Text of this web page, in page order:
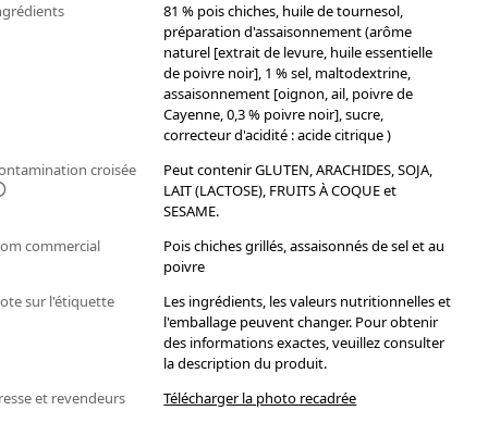
81 % pois chiches, huile de tournesol,
préparation d'assaisonnement (arôme
naturel [extrait de levure, huile essentielle
de poivre noir], 1 % sel, maltodextrine,
assaisonnement [oignon, ail, poivre de
Cayenne, 0,3 % poivre noir], sucre,
correcteur d'acidité : acide citrique )
croisée
Peut contenir GLUTEN, ARACHIDES, SOJA,
LAIT (LACTOSE), FRUITS À COQUE et
SESAME.
commercial
Pois chiches grillés, assaisonnés de sel et au
poivre
sur l'étiquette
Les ingrédients, les valeurs nutritionnelles et
l'emballage peuvent changer. Pour obtenir
des informations exactes, veuillez consulter
la description du produit.
et revendeurs
Télécharger la photo recadrée